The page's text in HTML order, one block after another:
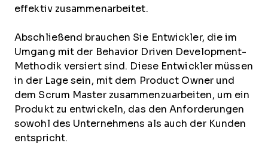
effektiv zusammenarbeitet.
Abschließend brauchen Sie Entwickler, die im
Umgang mit der Behavior Driven Development-
Methodik versiert sind. Diese Entwickler müssen
in der Lage sein, mit dem Product Owner und
dem Scrum Master zusammenzuarbeiten, um ein
Produkt zu entwickeln, das den Anforderungen
sowohl des Unternehmens als auch der Kunden
entspricht.